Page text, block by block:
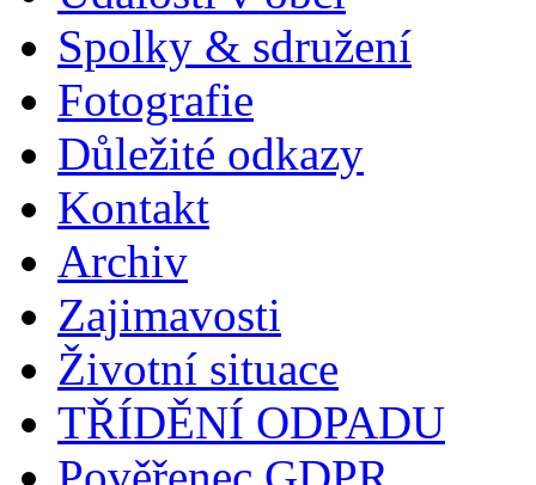
Spolky & sdružení
Fotografie
Důležité odkazy
Kontakt
Archiv
Zajimavosti
Životní situace
TŘÍDĚNÍ ODPADU